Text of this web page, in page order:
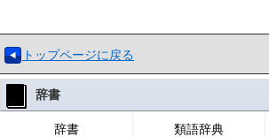
トップページに戻る
辞書
辞書 類語辞典